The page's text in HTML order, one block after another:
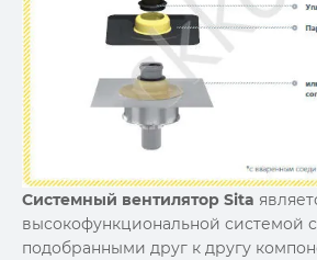
Системный вентилятор Sita
высокофункциональной системой
подобранными друг к другу